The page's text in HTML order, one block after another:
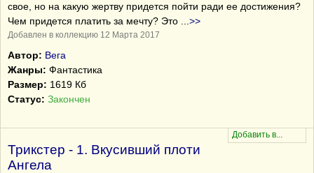
свое, но на какую жертву придется пойти ради ее достижения?
Чем придется платить за мечту? Это
>>
Добавлен в коллекцию 12 Марта 2017
Автор: Вега
Жанры: Фантастика
Размер: 1619 Кб
Статус: Закончен
Трикстер - 1. Вкусивший плоти
Ангела